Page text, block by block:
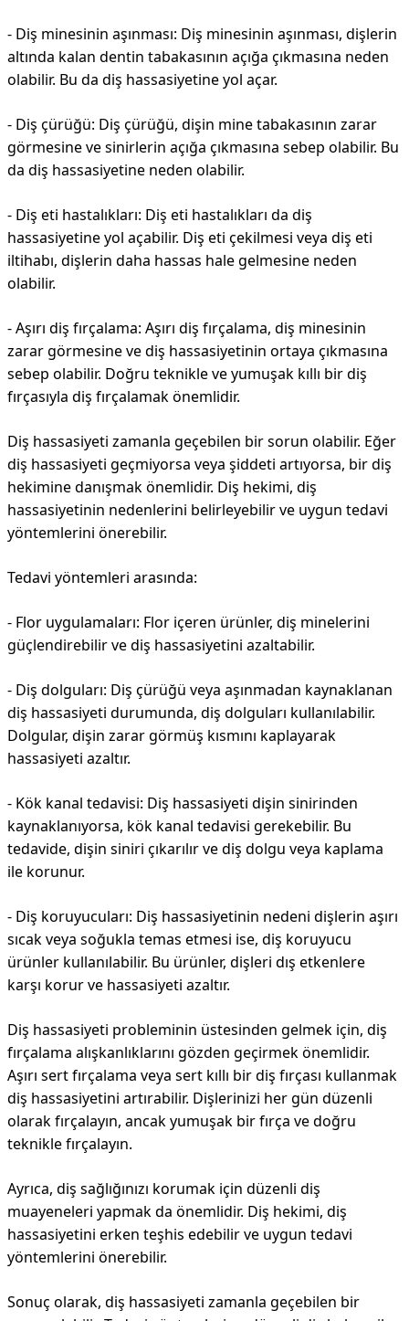
- Diş minesinin aşınması: Diş minesinin aşınması, dişlerin
altında kalan dentin tabakasının açığa çıkmasına neden
olabilir. Bu da diş hassasiyetine yol açar.
- Diş çürüğü: Diş çürüğü, dişin mine tabakasının zarar
görmesine ve sinirlerin açığa çıkmasına sebep olabilir. Bu
da diş hassasiyetine neden olabilir.
- Diş eti hastalıkları: Diş eti hastalıkları da diş
hassasiyetine yol açabilir. Diş eti çekilmesi veya diş eti
iltihabı, dişlerin daha hassas hale gelmesine neden
olabilir.
- Aşırı diş fırçalama: Aşırı diş fırçalama, diş minesinin
zarar görmesine ve diş hassasiyetinin ortaya çıkmasına
sebep olabilir. Doğru teknikle ve yumuşak kıllı bir diş
fırçasıyla diş fırçalamak önemlidir.
Diş hassasiyeti zamanla geçebilen bir sorun olabilir. Eğer
diş hassasiyeti geçmiyorsa veya şiddeti artıyorsa, bir diş
hekimine danışmak önemlidir. Diş hekimi, diş
hassasiyetinin nedenlerini belirleyebilir ve uygun tedavi
yöntemlerini önerebilir.
Tedavi yöntemleri arasında:
- Flor uygulamaları: Flor içeren ürünler, diş minelerini
güçlendirebilir ve diş hassasiyetini azaltabilir.
- Diş dolguları: Diş çürüğü veya aşınmadan kaynaklanan
diş hassasiyeti durumunda, diş dolguları kullanılabilir.
Dolgular, dişin zarar görmüş kısmını kaplayarak
hassasiyeti azaltır.
- Kök kanal tedavisi: Diş hassasiyeti dişin sinirinden
kaynaklanıyorsa, kök kanal tedavisi gerekebilir. Bu
tedavide, dişin siniri çıkarılır ve diş dolgu veya kaplama
ile korunur.
- Diş koruyucuları: Diş hassasiyetinin nedeni dişlerin aşırı
sıcak veya soğukla temas etmesi ise, diş koruyucu
ürünler kullanılabilir. Bu ürünler, dişleri dış etkenlere
karşı korur ve hassasiyeti azaltır.
Diş hassasiyeti probleminin üstesinden gelmek için, diş
fırçalama alışkanlıklarını gözden geçirmek önemlidir.
Aşırı sert fırçalama veya sert kıllı bir diş fırçası kullanmak
diş hassasiyetini artırabilir. Dişlerinizi her gün düzenli
olarak fırçalayın, ancak yumuşak bir fırça ve doğru
teknikle fırçalayın.
Ayrıca, diş sağlığınızı korumak için düzenli diş
muayeneleri yapmak da önemlidir. Diş hekimi, diş
hassasiyetini erken teşhis edebilir ve uygun tedavi
yöntemlerini önerebilir.
Sonuç olarak, diş hassasiyeti zamanla geçebilen bir